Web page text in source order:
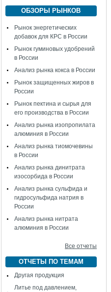
ОБЗОРЫ РЫНКОВ
Рынок энергетических
добавок для КРС в России
Рынок гуминовых удобрений
в России
Анализ рынка кокса в России
Рынок защищенных жиров в
России
Рынок пектина и сырья для
его производства в России
Анализ рынка изопропилата
алюминия в России
Анализ рынка тиомочевины
в России
Анализ рынка динитрата
изосорбида в России
Анализ рынка сульфида и
гидросульфида натрия в
России
Анализ рынка нитрата
алюминия в России
Все отчеты
ОТЧЕТЫ ПО ТЕМАМ
Другая продукция
Литье под давлением,